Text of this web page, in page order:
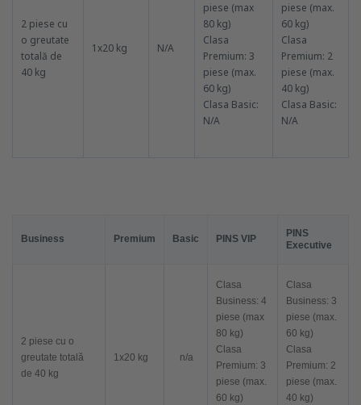
2 piese cu
o greutate
totală de
40 kg
1x20 kg N/A
piese (max
80 kg)
Clasa
Premium: 3
piese (max.
60 kg)
Clasa Basic:
N/A
piese (max.
60 kg)
Clasa
Premium: 2
piese (max.
40 kg)
Clasa Basic:
N/A
Business Premium Basic PINS VIP
PINS
Executive
2 piese cu o
greutate totală
de 40 kg
1x20 kg n/a
Clasa
Business: 4
piese (max
80 kg)
Clasa
Premium: 3
piese (max.
60 kg)
Clasa
Business: 3
piese (max.
60 kg)
Clasa
Premium: 2
piese (max.
40 kg)